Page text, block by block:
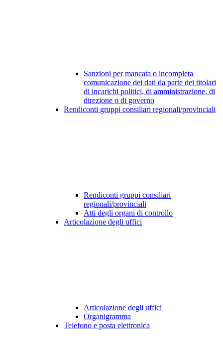
Sanzioni per mancata o incompleta
comunicazione dei dati da parte dei titolari
di incarichi politici, di amministrazione, di
direzione o di governo
Rendiconti gruppi consiliari regionali/provinciali
Rendiconti gruppi consiliari
regionali/provinciali
Atti degli organi di controllo
Articolazione degli uffici
Articolazione degli uffici
Organigramma
Telefono e posta elettronica